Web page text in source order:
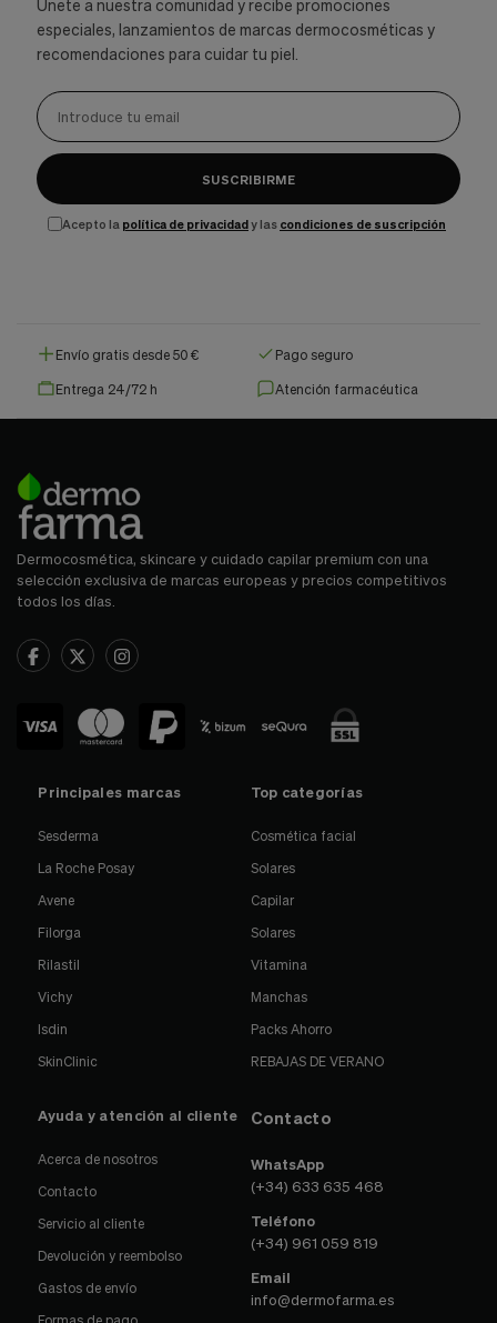
Únete a nuestra comunidad y recibe promociones
especiales, lanzamientos de marcas dermocosméticas y
recomendaciones para cuidar tu piel.
SUSCRIBIRME
Acepto la política de privacidady las condiciones de suscripción
Envío gratis desde 50 € Pago seguro
Entrega 24/72 h Atención farmacéutica
Dermocosmética, skincare y cuidado capilar premium con una
selección exclusiva de marcas europeas y precios competitivos
todos los días.
Principales marcas
Sesderma
La Roche Posay
Avene
Filorga
Rilastil
Vichy
Isdin
SkinClinic
Top categorías
Cosmética facial
Solares
Capilar
Solares
Vitamina
Manchas
Packs Ahorro
REBAJAS DE VERANO
Ayuda y atención al cliente
Acerca de nosotros
Contacto
Servicio al cliente
Devolución y reembolso
Gastos de envío
Formas de pago
Contacto
WhatsApp
(+34) 633 635 468
Teléfono
(+34) 961 059 819
Email
info@dermofarma.es